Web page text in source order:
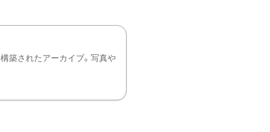
築されたアーカイブ。写真や